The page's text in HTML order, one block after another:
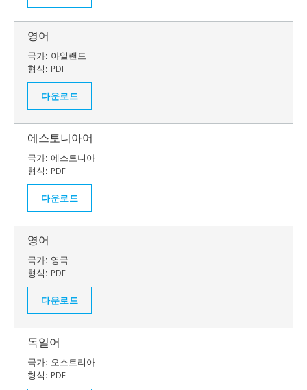
영어
국가: 아일랜드
형식: PDF
다운로드
에스토니아어
국가: 에스토니아
형식: PDF
다운로드
영어
국가: 영국
형식: PDF
다운로드
독일어
국가: 오스트리아
형식: PDF